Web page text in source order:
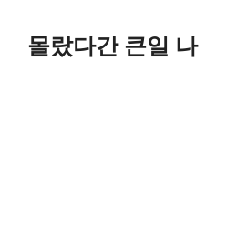
몰랐다간 큰일 나